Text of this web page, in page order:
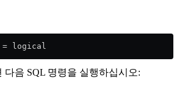
= logical
다음 SQL 명령을 실행하십시오: